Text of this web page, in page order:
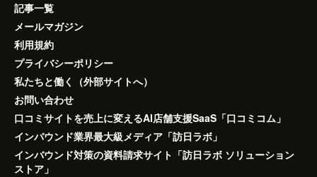
記事一覧
メールマガジン
利用規約
プライバシーポリシー
私たちと働く（外部サイトへ）
お問い合わせ
口コミサイトを売上に変えるAI店舗支援SaaS「口コミコム」
インバウンド業界最大級メディア「訪日ラボ」
インバウンド対策の資料請求サイト「訪日ラボ ソリューション
ストア」